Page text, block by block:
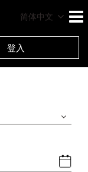
简体中文
登入